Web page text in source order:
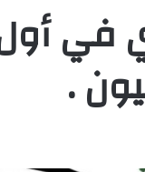
في
.